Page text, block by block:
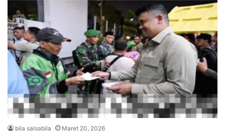
bila salsabila Maret 20, 2026